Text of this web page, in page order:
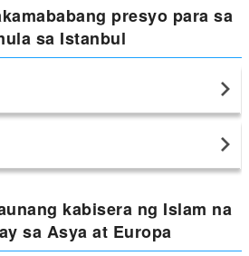
presyo para sa
sa Istanbul
kabisera ng Islam na
sa Asya at Europa